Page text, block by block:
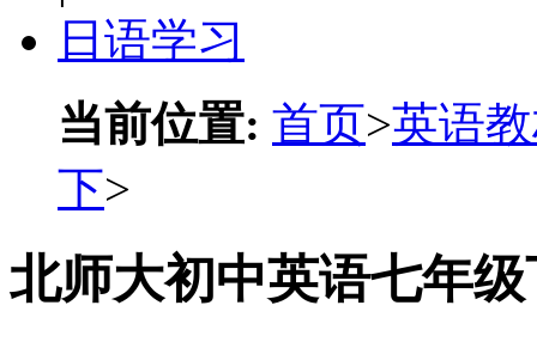
日语学习
当前位置: 首页>英语
下>
北师大初中英语七年